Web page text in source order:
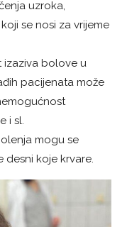
uzroka,
se nosi za vrijeme
izaziva bolove u
pacijenata može
i sl.
mogu se
desni koje krvare.